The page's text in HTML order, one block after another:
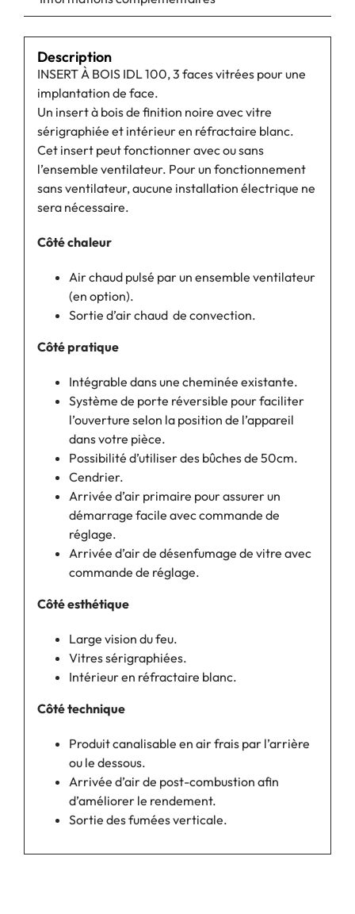
Description
INSERT À BOIS IDL 100, 3 faces vitrées pour une
implantation de face.
Un insert à bois de finition noire avec vitre
sérigraphiée et intérieur en réfractaire blanc.
Cet insert peut fonctionner avec ou sans
l’ensemble ventilateur. Pour un fonctionnement
sans ventilateur, aucune installation électrique ne
sera nécessaire.
Côté chaleur
Air chaud pulsé par un ensemble ventilateur
(en option).
Sortie d’air chaud de convection.
Côté pratique
Intégrable dans une cheminée existante.
Système de porte réversible pour faciliter
l’ouverture selon la position de l’appareil
dans votre pièce.
Possibilité d’utiliser des bûches de 50cm.
Cendrier.
Arrivée d’air primaire pour assurer un
démarrage facile avec commande de
réglage.
Arrivée d’air de désenfumage de vitre avec
commande de réglage.
Côté esthétique
Large vision du feu.
Vitres sérigraphiées.
Intérieur en réfractaire blanc.
Côté technique
Produit canalisable en air frais par l’arrière
ou le dessous.
Arrivée d’air de post-combustion afin
d’améliorer le rendement.
Sortie des fumées verticale.